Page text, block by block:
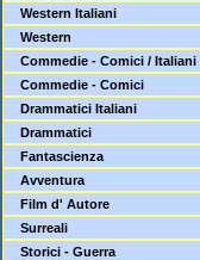
Western Italiani
Western
Commedie - Comici / Italiani
Commedie - Comici
Drammatici Italiani
Drammatici
Fantascienza
Avventura
Film d' Autore
Surreali
Storici - Guerra